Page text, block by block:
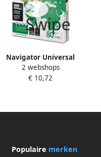
Navigator Universal
printpapier ft A3 80 g pak
van 500 vel
2 webshops
€ 10,72
Populaire merken